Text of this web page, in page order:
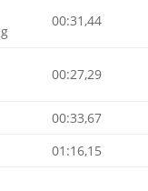
00:31,44
00:27,29
00:33,67
01:16,15